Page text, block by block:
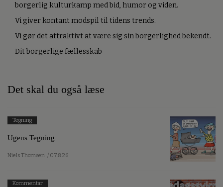
borgerlig kulturkamp med bid, humor og viden.
Vi giver kontant modspil til tidens trends.
Vi gør det attraktivt at være sig sin borgerlighed bekendt.
Dit borgerlige fællesskab
Det skal du også læse
Tegning
Ugens Tegning
Niels Thomsen / 07.8.26
Kommentar